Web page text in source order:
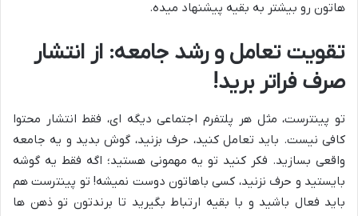
هاتون رو بیشتر به بقیه پیشنهاد میده.
تقویت تعامل و رشد جامعه: از انتشار
صرف فراتر برید!
تو پینترست، مثل هر پلتفرم اجتماعی دیگه ای، فقط انتشار محتوا
کافی نیست. باید تعامل کنید، حرف بزنید، گوش بدید و یه جامعه
واقعی بسازید. فکر کنید تو یه مهمونی هستید؛ اگه فقط یه گوشه
بایستید و حرف نزنید، کسی باهاتون دوست نمیشه! تو پینترست هم
باید فعال باشید و با بقیه ارتباط بگیرید تا برندتون تو ذهن ها